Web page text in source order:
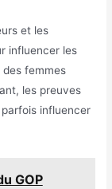
et les
influencer les
des femmes
les preuves
influencer
GOP